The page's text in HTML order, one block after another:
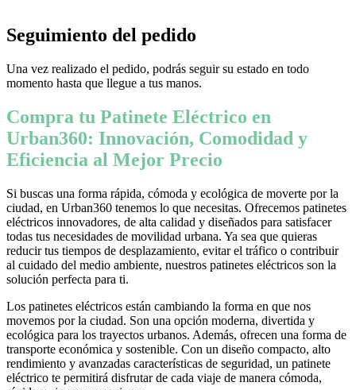
Seguimiento del pedido
Una vez realizado el pedido, podrás seguir su estado en todo
momento hasta que llegue a tus manos.
Compra tu Patinete Eléctrico en
Urban360: Innovación, Comodidad y
Eficiencia al Mejor Precio
Si buscas una forma rápida, cómoda y ecológica de moverte por la
ciudad, en Urban360 tenemos lo que necesitas. Ofrecemos patinetes
eléctricos innovadores, de alta calidad y diseñados para satisfacer
todas tus necesidades de movilidad urbana. Ya sea que quieras
reducir tus tiempos de desplazamiento, evitar el tráfico o contribuir
al cuidado del medio ambiente, nuestros patinetes eléctricos son la
solución perfecta para ti.
Los patinetes eléctricos están cambiando la forma en que nos
movemos por la ciudad. Son una opción moderna, divertida y
ecológica para los trayectos urbanos. Además, ofrecen una forma de
transporte económica y sostenible. Con un diseño compacto, alto
rendimiento y avanzadas características de seguridad, un patinete
eléctrico te permitirá disfrutar de cada viaje de manera cómoda,